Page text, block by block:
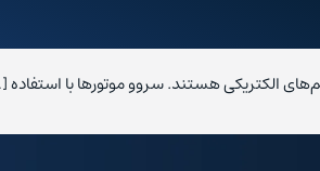
الکتریکی هستند. سروو موتورها با